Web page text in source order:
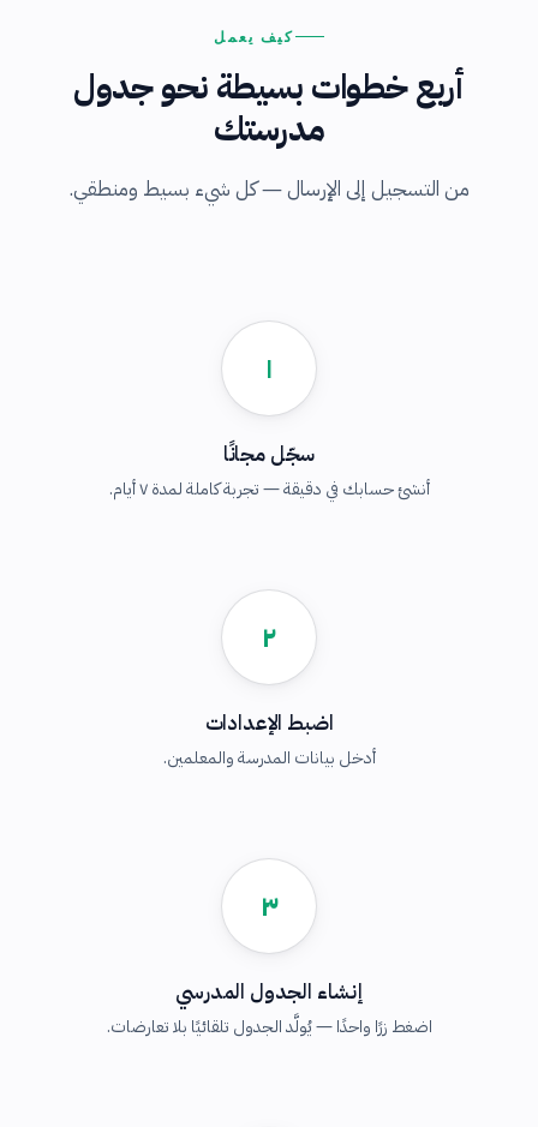
كيف يعمل
أربع خطوات بسيطة نحو جدول
مدرستك
من التسجيل إلى الإرسال — كل شيء بسيط ومنطقي.
١
سجّل مجانًا
أنشئ حسابك في دقيقة — تجربة كاملة لمدة ٧ أيام.
٢
اضبط الإعدادات
أدخل بيانات المدرسة والمعلمين.
٣
إنشاء الجدول المدرسي
اضغط زرًا واحدًا — يُولَّد الجدول تلقائيًا بلا تعارضات.